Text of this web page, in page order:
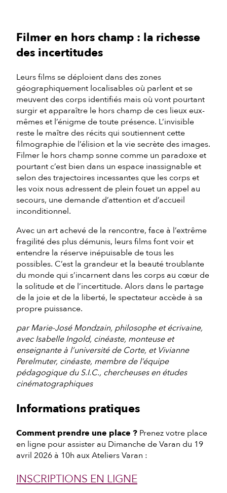
Filmer en hors champ : la richesse
des incertitudes
Leurs films se déploient dans des zones
géographiquement localisables où parlent et se
meuvent des corps identifiés mais où vont pourtant
surgir et apparaître le hors champ de ces lieux eux-
mêmes et l’énigme de toute présence. L’invisible
reste le maître des récits qui soutiennent cette
filmographie de l’élision et la vie secrète des images.
Filmer le hors champ sonne comme un paradoxe et
pourtant c’est bien dans un espace inassignable et
selon des trajectoires incessantes que les corps et
les voix nous adressent de plein fouet un appel au
secours, une demande d’attention et d’accueil
inconditionnel.
Avec un art achevé de la rencontre, face à l’extrême
fragilité des plus démunis, leurs films font voir et
entendre la réserve inépuisable de tous les
possibles. C’est la grandeur et la beauté troublante
du monde qui s’incarnent dans les corps au cœur de
la solitude et de l’incertitude. Alors dans le partage
de la joie et de la liberté, le spectateur accède à sa
propre puissance.
par Marie-José Mondzain, philosophe et écrivaine,
avec Isabelle Ingold, cinéaste, monteuse et
enseignante à l’université de Corte, et Vivianne
Perelmuter, cinéaste, membre de l’équipe
pédagogique du S.I.C., chercheuses en études
cinématographiques
Informations pratiques
Comment prendre une place ? Prenez votre place
en ligne pour assister au Dimanche de Varan du 19
avril 2026 à 10h aux Ateliers Varan :
INSCRIPTIONS EN LIGNE